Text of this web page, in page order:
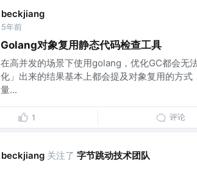
beckjiang
5年前
Golang对象复用静态代码检查工具
在高并发的场景下使用golang，优化GC都会无
化」出来的结果基本上都会提及对象复用的方
量...
1 评论
beckjiang 关注了 字节跳动技术团队